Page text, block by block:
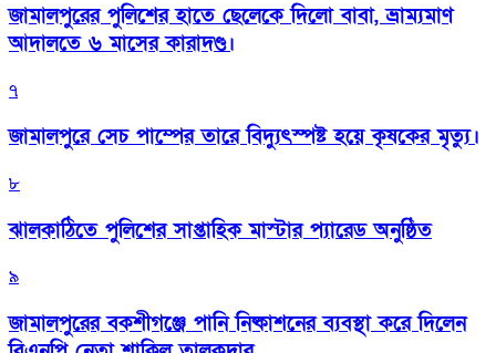
জামালপুরের পুলিশের হাতে ছেলেকে দিলো বাবা, ভ্রাম্যমাণ
আদালতে ৬ মাসের কারাদণ্ড।
৭
জামালপুরে সেচ পাম্পের তারে বিদ্যুৎস্পষ্ট হয়ে কৃষকের মৃত্যু।
৮
‎ঝালকাঠিতে পুলিশের সাপ্তাহিক মাস্টার প্যারেড অনুষ্ঠিত
৯
জামালপুরের বকশীগঞ্জে পানি নিষ্কাশনের ব্যবস্থা করে দিলেন